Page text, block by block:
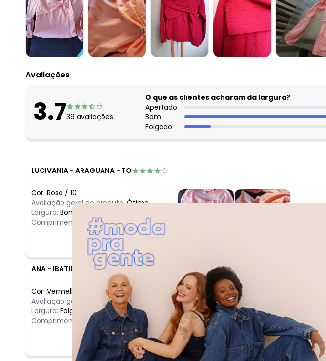
maio/2026
abril/2026
março/2026
fevereiro/2026
Avaliações
3.739 avaliações
O que as clientes acharam da largura?
Apertado
Bom
Folgado
LUCIVANIA - ARAGUANA - TO
Cor: Rosa / 10
Avaliação geral do produto: Ótimo
Largura: Bom
Comprimento:
Bom
ANA - IBATIBA - ES
Cor: Vermelho
Avaliação geral do produto: Ótimo
Largura: Folgado
Comprimento:
Longo